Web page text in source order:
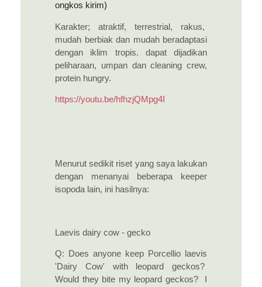
ongkos kirim)
Karakter; atraktif, terrestrial, rakus,
mudah berbiak dan mudah beradaptasi
dengan iklim tropis. dapat dijadikan
peliharaan, umpan dan cleaning crew,
protein hungry.
https://youtu.be/hfhzjQMpg4I
Menurut sedikit riset yang saya lakukan
dengan menanyai beberapa keeper
isopoda lain, ini hasilnya:
Laevis dairy cow - gecko
Q: Does anyone keep Porcellio laevis
'Dairy Cow' with leopard geckos?
Would they bite my leopard geckos? I